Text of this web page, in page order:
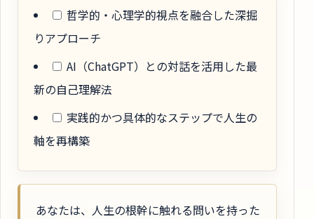
哲学的・心理学的視点を融合した深掘
りアプローチ
AI（ChatGPT）との対話を活用した最
新の自己理解法
実践的かつ具体的なステップで人生の
軸を再構築
あなたは、人生の根幹に触れる問いを持った